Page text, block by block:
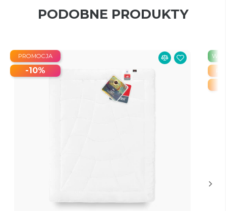
PODOBNE PRODUKTY
PROMOCJA
-10%